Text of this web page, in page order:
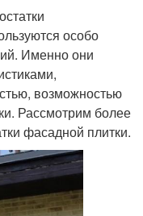
особо
Именно они
возможностью
Рассмотрим более
фасадной плитки.